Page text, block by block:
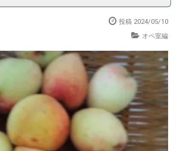
投稿 2024/05/10
オペ室編